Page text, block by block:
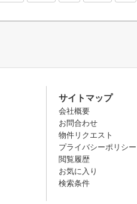
サイトマップ
会社概要
お問合わせ
物件リクエスト
プライバシーポリシー
閲覧履歴
お気に入り
検索条件